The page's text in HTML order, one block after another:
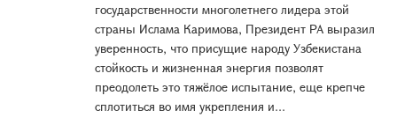
государственности многолетнего лидера этой
страны Ислама Каримова, Президент РА выразил
уверенность, что присущие народу Узбекистана
стойкость и жизненная энергия позволят
преодолеть это тяжёлое испытание, еще крепче
сплотиться во имя укрепления и...